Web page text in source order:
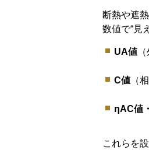
断熱や遮
数値で“見
UA値
C値 （
ηAC値
これらを